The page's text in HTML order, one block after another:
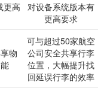
更高
对设备系统版本有
更高要求
物
可与超过50家航空
公司安全共享行李
位置，大幅提升找
回延误行李的效率